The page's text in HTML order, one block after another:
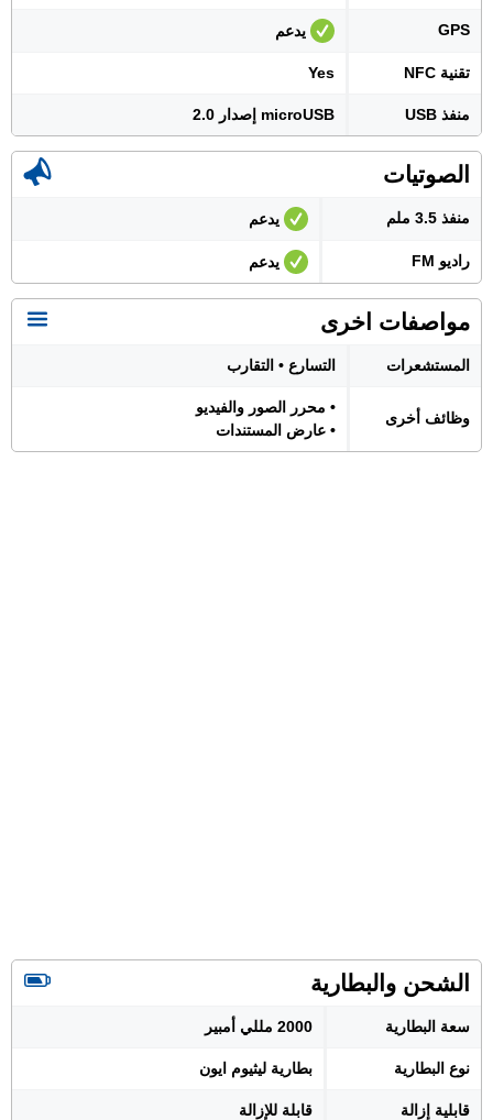
GPS يدعم
تقنية NFC Yes
منفذ USB microUSB إصدار 2.0
الصوتيات
منفذ 3.5 ملم يدعم
راديو FM يدعم
مواصفات اخرى
المستشعرات التسارع • التقارب
وظائف أخرى
• محرر الصور والفيديو
• عارض المستندات
الشحن والبطارية
سعة البطارية 2000 مللي أمبير
نوع البطارية بطارية ليثيوم ايون
قابلية إزالة قابلة للإزالة